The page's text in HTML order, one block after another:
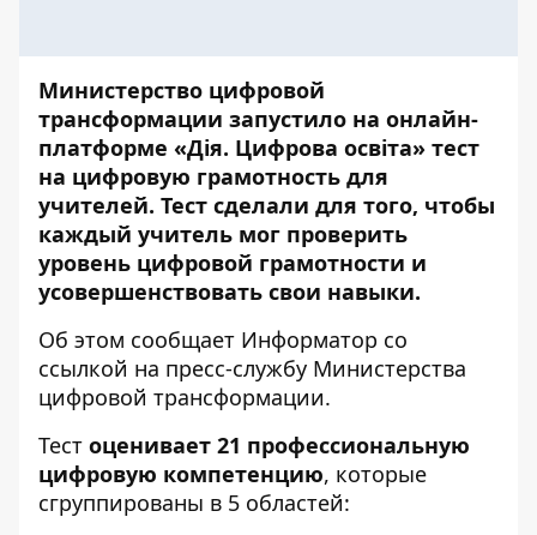
Министерство цифровой
трансформации запустило на онлайн-
платформе «Дія. Цифрова освіта» тест
на цифровую грамотность для
учителей. Тест сделали для того, чтобы
каждый учитель мог проверить
уровень цифровой грамотности и
усовершенствовать свои навыки.
Об этом сообщает Информатор со
ссылкой на пресс-службу Министерства
цифровой трансформации.
Тест оценивает 21 профессиональную
цифровую компетенцию, которые
сгруппированы в 5 областей: